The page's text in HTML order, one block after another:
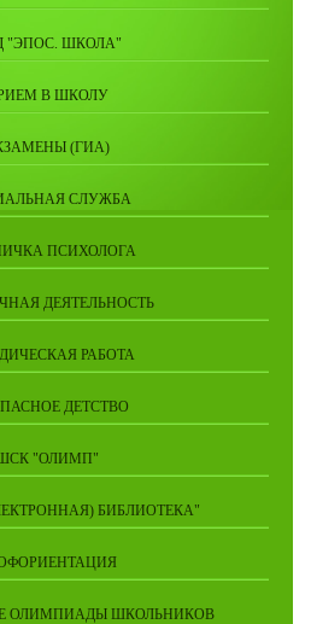
"ЭПОС. ШКОЛА"
В ШКОЛУ
(ГИА)
СЛУЖБА
ПСИХОЛОГА
ДЕЯТЕЛЬНОСТЬ
РАБОТА
ДЕТСТВО
"ОЛИМП"
БИБЛИОТЕКА"
ОЛИМПИАДЫ ШКОЛЬНИКОВ